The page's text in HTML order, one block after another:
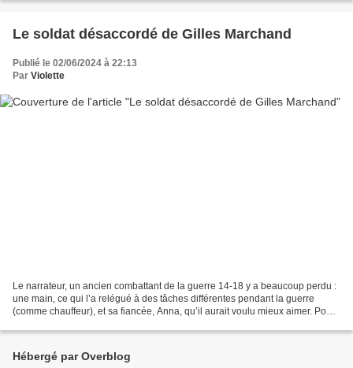
Le soldat désaccordé de Gilles Marchand
Publié le 02/06/2024 à 22:13
Par Violette
Le narrateur, un ancien combattant de la guerre 14-18 y a beaucoup perdu :
une main, ce qui l’a relégué à des tâches différentes pendant la guerre
(comme chauffeur), et sa fiancée, Anna, qu’il aurait voulu mieux aimer. Pour
Hébergé par Overblog